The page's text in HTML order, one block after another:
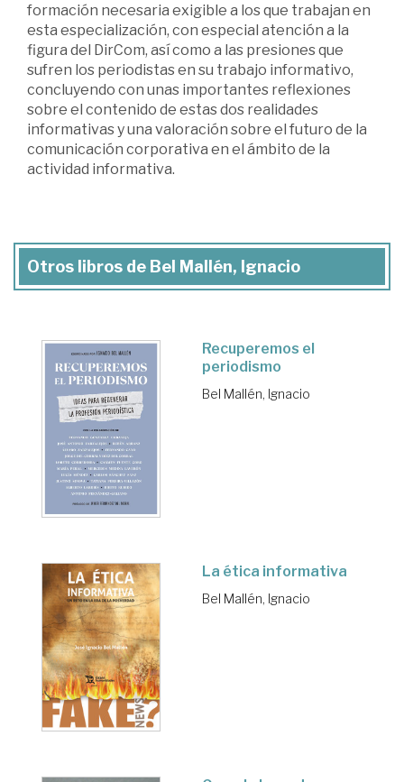
formación necesaria exigible a los que trabajan en
esta especialización, con especial atención a la
figura del DirCom, así como a las presiones que
sufren los periodistas en su trabajo informativo,
concluyendo con unas importantes reflexiones
sobre el contenido de estas dos realidades
informativas y una valoración sobre el futuro de la
comunicación corporativa en el ámbito de la
actividad informativa.
Otros libros de Bel Mallén, Ignacio
Recuperemos el
periodismo
Bel Mallén, Ignacio
La ética informativa
Bel Mallén, Ignacio